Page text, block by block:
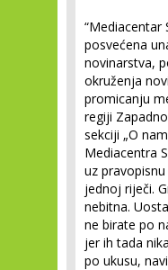
“Mediacentar
posvećena
novinarstva,
okruženja
promicanju
regiji
sekciji „O
Mediacentra
uz
jednoj riječi.
nebitna.
ne birate po
jer ih tada
po ukusu,